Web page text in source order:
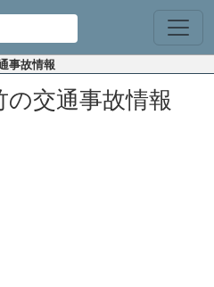
事故情報
の交通事故情報